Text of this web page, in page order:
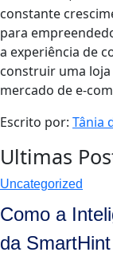
constante
para
a experiência de
construir uma
mercado de e-
Escrito por: Tânia
Ultimas
Uncategorized
Como a
da